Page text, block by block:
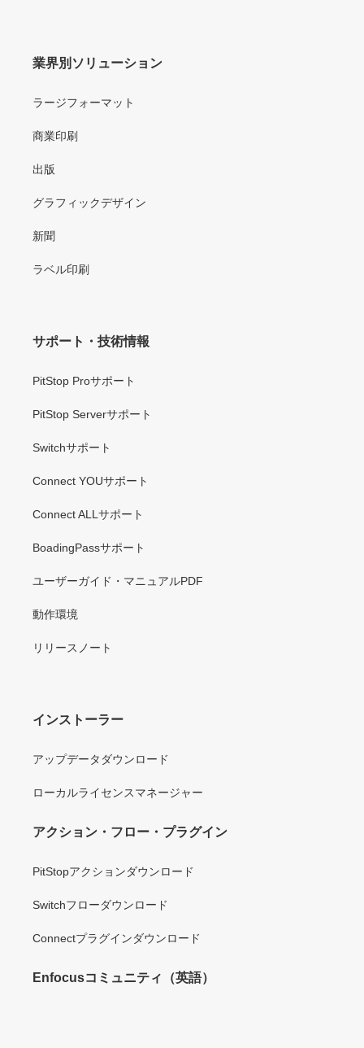
業界別ソリューション
ラージフォーマット
商業印刷
出版
グラフィックデザイン
新聞
ラベル印刷
サポート・技術情報
PitStop Proサポート
PitStop Serverサポート
Switchサポート
Connect YOUサポート
Connect ALLサポート
BoadingPassサポート
ユーザーガイド・マニュアルPDF
動作環境
リリースノート
インストーラー
アップデータダウンロード
ローカルライセンスマネージャー
アクション・フロー・プラグイン
PitStopアクションダウンロード
Switchフローダウンロード
Connectプラグインダウンロード
Enfocusコミュニティ（英語）